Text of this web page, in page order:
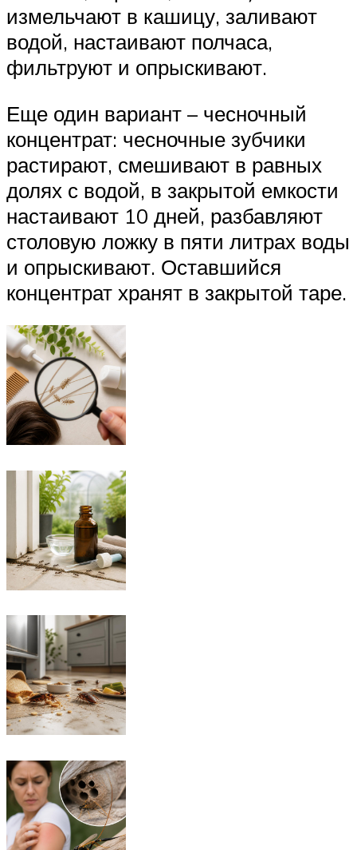
измельчают в кашицу, заливают
водой, настаивают полчаса,
фильтруют и опрыскивают.
Еще один вариант – чесночный
концентрат: чесночные зубчики
растирают, смешивают в равных
долях с водой, в закрытой емкости
настаивают 10 дней, разбавляют
столовую ложку в пяти литрах воды
и опрыскивают. Оставшийся
концентрат хранят в закрытой таре.